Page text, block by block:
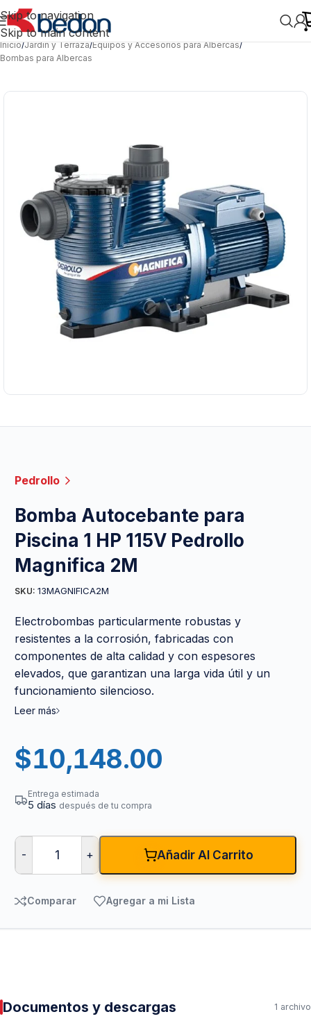
Skip to navigation
Skip to main content
Inicio/Jardín y Terraza/Equipos y Accesorios para Albercas/
Bombas para Albercas
Pedrollo
Bomba Autocebante para
Piscina 1 HP 115V Pedrollo
Magnifica 2M
SKU: 13MAGNIFICA2M
Electrobombas particularmente robustas y
resistentes a la corrosión, fabricadas con
componentes de alta calidad y con espesores
elevados, que garantizan una larga vida útil y un
funcionamiento silencioso.
Leer más
$10,148.00
Entrega estimada
5 días después de tu compra
- + Añadir Al Carrito
Comparar Agregar a mi Lista
Documentos y descargas 1 archivo